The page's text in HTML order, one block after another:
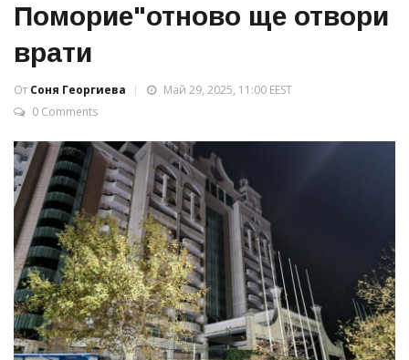
Поморие"отново ще отвори
врати
От Соня Георгиева
Май 29, 2025, 11:00 EEST
0 Comments